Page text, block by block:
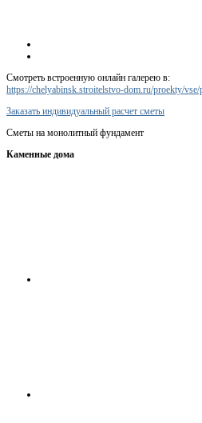
Смотреть встроенную онлайн галерею в:
https://chelyabinsk.stroitelstvo-dom.ru/proekty/
Заказать индивидуальный расчет сметы
Сметы на монолитный фундамент
Каменные дома